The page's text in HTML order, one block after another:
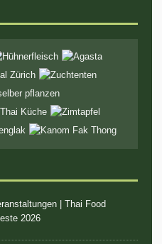
| Thai Food
2026